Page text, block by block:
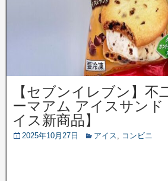
【セブンイレブン】不
ーマアム アイスサン
イス新商品】
2025年10月27日 アイス, コンビニ